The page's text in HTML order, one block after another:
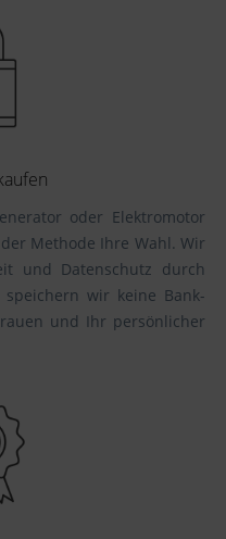
oder Elektromotor
Methode Ihre Wahl. Wir
und Datenschutz durch
speichern wir keine Bank-
und Ihr persönlicher